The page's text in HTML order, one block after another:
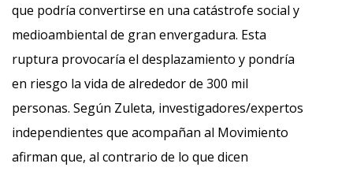
que podría convertirse en una catástrofe social y
medioambiental de gran envergadura. Esta
ruptura provocaría el desplazamiento y pondría
en riesgo la vida de alrededor de 300 mil
personas. Según Zuleta, investigadores/expertos
independientes que acompañan al Movimiento
afirman que, al contrario de lo que dicen